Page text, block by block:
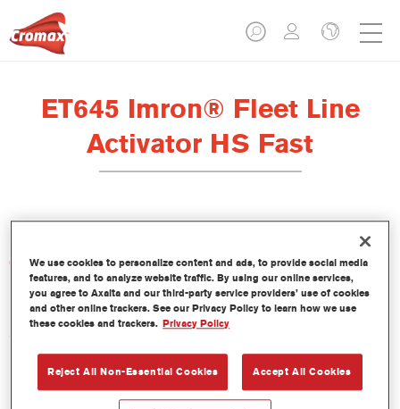
ET645 Imron® Fleet Line
Activator HS Fast
Características del producto
Product Variant
Referencia del artículo
We use cookies to personalize content and ads, to provide social media
features, and to analyze website traffic. By using our online services,
you agree to Axalta and our third-party service providers’ use of cookies
and other online trackers. See our Privacy Policy to learn how we use
these cookies and trackers. Privacy Policy
Reject All Non-Essential Cookies Accept All Cookies